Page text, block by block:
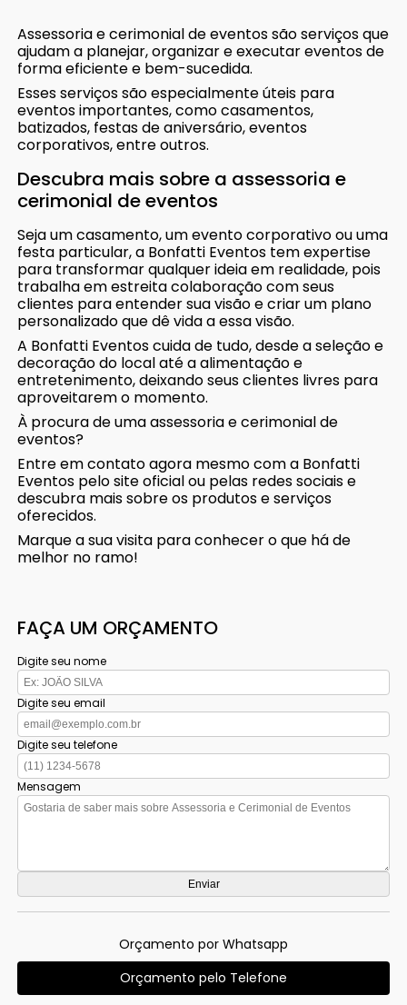
Assessoria e cerimonial de eventos são serviços que
ajudam a planejar, organizar e executar eventos de
forma eficiente e bem-sucedida.
Esses serviços são especialmente úteis para
eventos importantes, como casamentos,
batizados, festas de aniversário, eventos
corporativos, entre outros.
Descubra mais sobre a assessoria e
cerimonial de eventos
Seja um casamento, um evento corporativo ou uma
festa particular, a Bonfatti Eventos tem expertise
para transformar qualquer ideia em realidade, pois
trabalha em estreita colaboração com seus
clientes para entender sua visão e criar um plano
personalizado que dê vida a essa visão.
A Bonfatti Eventos cuida de tudo, desde a seleção e
decoração do local até a alimentação e
entretenimento, deixando seus clientes livres para
aproveitarem o momento.
À procura de uma assessoria e cerimonial de
eventos?
Entre em contato agora mesmo com a Bonfatti
Eventos pelo site oficial ou pelas redes sociais e
descubra mais sobre os produtos e serviços
oferecidos.
Marque a sua visita para conhecer o que há de
melhor no ramo!
FAÇA UM ORÇAMENTO
Digite seu nome
Digite seu email
Digite seu telefone
Mensagem
Orçamento por Whatsapp
Orçamento pelo Telefone